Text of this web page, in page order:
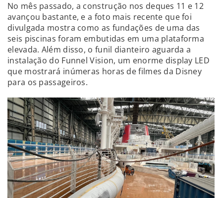
No mês passado, a construção nos deques 11 e 12
avançou bastante, e a foto mais recente que foi
divulgada mostra como as fundações de uma das
seis piscinas foram embutidas em uma plataforma
elevada. Além disso, o funil dianteiro aguarda a
instalação do Funnel Vision, um enorme display LED
que mostrará inúmeras horas de filmes da Disney
para os passageiros.